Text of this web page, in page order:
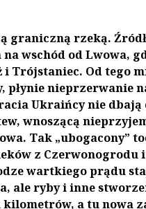
graniczną rzeką.
na wschód od Lwowa,
i Trójstaniec. Od tego
płynie nieprzerwanie
Ukraińcy nie dbają
wnoszącą
Tak „ubogacony”
z Czerwonogrodu
wartkiego prądu
ale ryby i inne
a tu nowa